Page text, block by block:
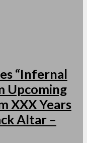
“Infernal
Upcoming
XXX Years
Altar –